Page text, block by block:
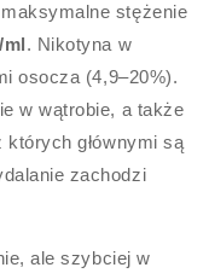
stężenie
ml. Nikotyna w
osocza (4,9–20%).
w wątrobie, a także
których głównymi są
zachodzi
ale szybciej w